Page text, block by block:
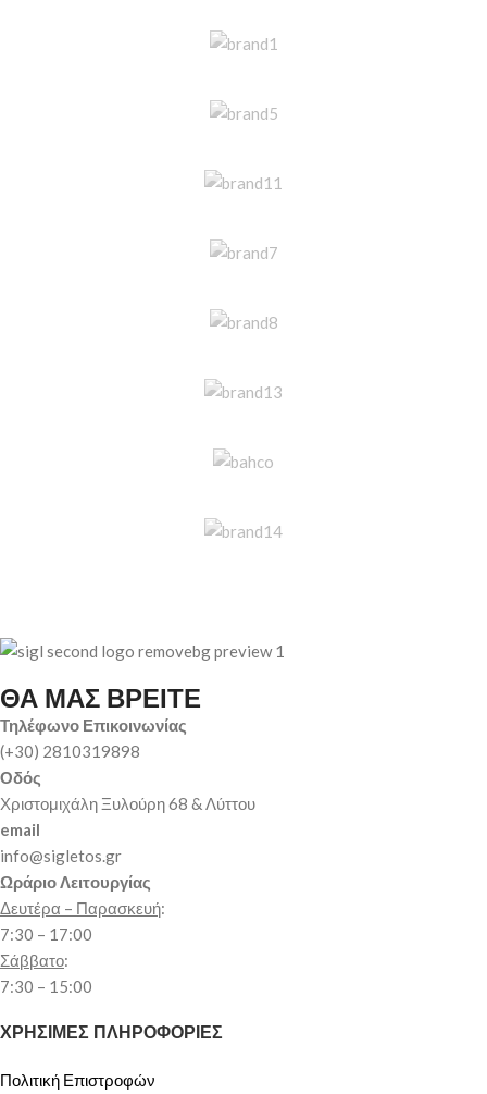
ΘΑ ΜΑΣ ΒΡΕΙΤΕ
Τηλέφωνο Επικοινωνίας
(+30) 2810319898
Οδός
Χριστομιχάλη Ξυλούρη 68 & Λύττου
email
info@sigletos.gr
Ωράριο Λειτουργίας
Δευτέρα – Παρασκευή:
7:30 – 17:00
Σάββατο:
7:30 – 15:00
ΧΡΗΣΙΜΕΣ ΠΛΗΡΟΦΟΡΙΕΣ
Πολιτική Επιστροφών